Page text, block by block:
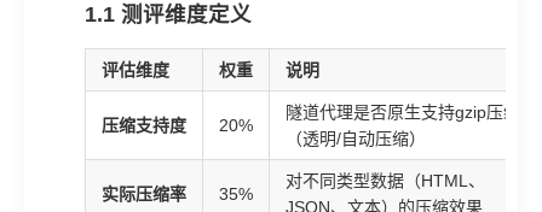
1.1 测评维度定义
评估维度 权重 说明
压缩支持度 20%
隧道代理是否原生支持gzip压缩
（透明/自动压缩）
实际压缩率 35%
对不同类型数据（HTML、
JSON、文本）的压缩效果